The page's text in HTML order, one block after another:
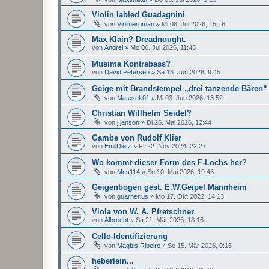
Violin labled Guadagnini
von Violineroman » Mi 08. Jul 2026, 15:16
Max Klain? Dreadnought.
von Andrei » Mo 06. Jul 2026, 11:45
Musima Kontrabass?
von David Petersen » Sa 13. Jun 2026, 9:45
Geige mit Brandstempel „drei tanzende Bären“
von Matesek01 » Mi 03. Jun 2026, 13:52
Christian Willhelm Seidel?
von j.janson » Di 26. Mai 2026, 12:44
Gambe von Rudolf Klier
von EmilDietz » Fr 22. Nov 2024, 22:27
Wo kommt dieser Form des F-Lochs her?
von Mcs114 » So 10. Mai 2026, 19:46
Geigenbogen gest. E.W.Geipel Mannheim
von guarnerius » Mo 17. Okt 2022, 14:13
Viola von W. A. Pfretschner
von Albrecht » Sa 21. Mär 2026, 18:16
Cello-Identifizierung
von Magbis Ribeiro » So 15. Mär 2026, 0:16
heberlein...